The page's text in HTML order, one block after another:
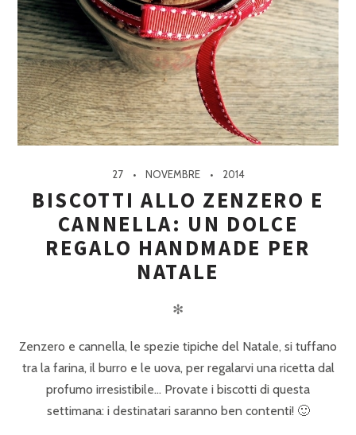
27 NOVEMBRE 2014
BISCOTTI ALLO ZENZERO E
CANNELLA: UN DOLCE
REGALO HANDMADE PER
NATALE
✻
Zenzero e cannella, le spezie tipiche del Natale, si tuffano
tra la farina, il burro e le uova, per regalarvi una ricetta dal
profumo irresistibile… Provate i biscotti di questa
settimana: i destinatari saranno ben contenti! 🙂